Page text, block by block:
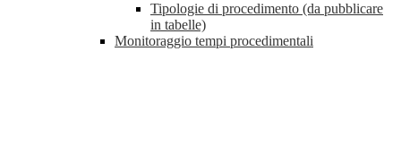
Tipologie di procedimento (da pubblicare
in tabelle)
Monitoraggio tempi procedimentali